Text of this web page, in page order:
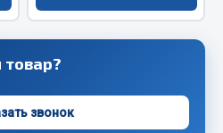
звонок